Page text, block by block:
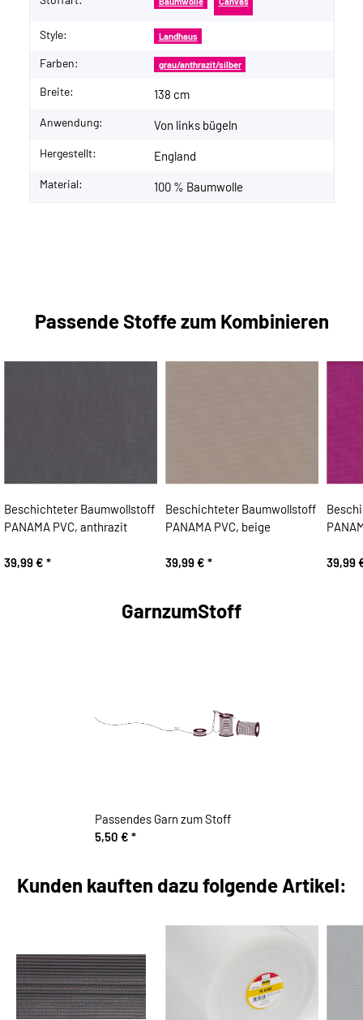
Style: Landhaus
Farben: grau/anthrazit/silber
Breite: 138 cm
Anwendung: Von links bügeln
Hergestellt: England
Material: 100 % Baumwolle
Passende Stoffe zum Kombinieren
Beschichteter Baumwollstoff
PANAMA PVC, anthrazit
39,99 € *
Beschichteter Baumwollstoff
PANAMA PVC, beige
39,99 € * 39,99
GarnzumStoff
Passendes Garn zum Stoff
5,50 € *
Kunden kauften dazu folgende Artikel: